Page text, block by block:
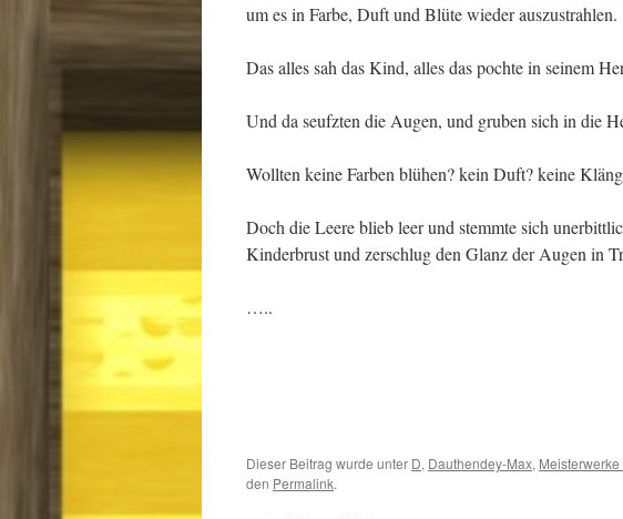
um es in Farbe, Duft und Blüte wieder auszustrahlen.
Das alles sah das Kind, alles das pochte in seinem
Und da seufzten die Augen, und gruben sich in die
Wollten keine Farben blühen? kein Duft? keine
Doch die Leere blieb leer und stemmte sich
Kinderbrust und zerschlug den Glanz der Augen in
…..
Dieser Beitrag wurde unter D, Dauthendey-Max,
den Permalink.